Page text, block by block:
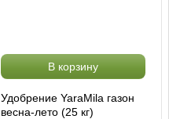
В корзину
Удобрение YaraMila газон
весна-лето (25 кг)